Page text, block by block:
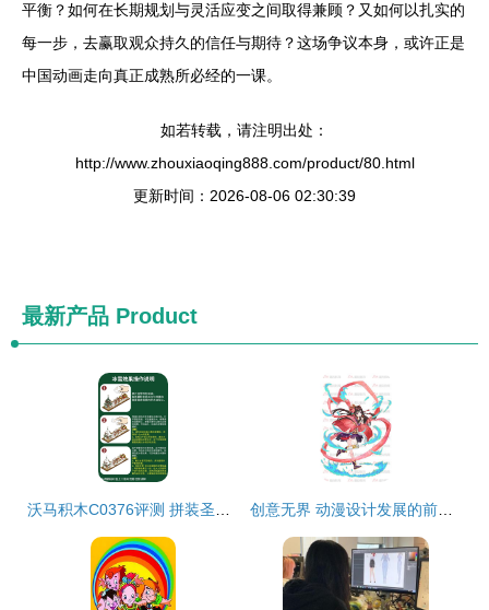
平衡？如何在长期规划与灵活应变之间取得兼顾？又如何以扎实的
每一步，去赢取观众持久的信任与期待？这场争议本身，或许正是
中国动画走向真正成熟所必经的一课。
如若转载，请注明出处：
http://www.zhouxiaoqing888.com/product/80.html
更新时间：2026-08-06 02:30:39
最新产品 Product